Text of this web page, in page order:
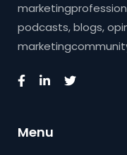
podcasts, blogs,
Menu